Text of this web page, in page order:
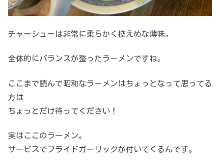
チャーシューは非常に柔らかく控えめな薄味。
全体的にバランスが整ったラーメンですね。
ここまで読んで昭和なラーメンはちょっとなって思ってる
方は
ちょっとだけ待ってください！
実はここのラーメン。
サービスでフライドガーリックが付いてくるんです。